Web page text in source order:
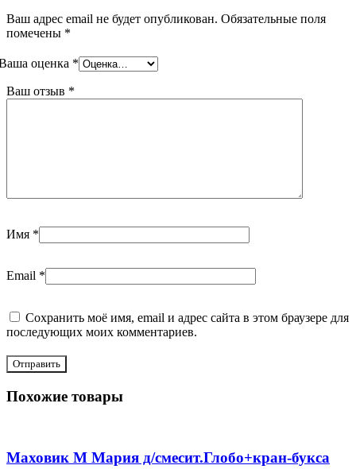
Ваш адрес email не будет опубликован. Обязательные поля
помечены *
оценка *
Ваш отзыв *
Имя *
Email *
Сохранить моё имя, email и адрес сайта в этом браузере для
последующих моих комментариев.
Похожие товары
Маховик М Мария д/смесит.Глобо+кран-букса